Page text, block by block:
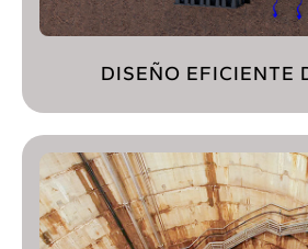
DISEÑO EFICIENTE